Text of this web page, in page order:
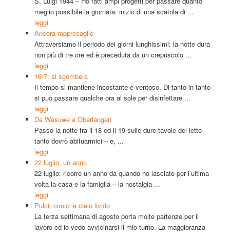
meglio possibile la giornata: inizio di una scatola di ...
leggi
Ancora rappresaglie
Attraversiamo il periodo dei giorni lunghissimi: la notte dura
non più di tre ore ed è preceduta da un crepuscolo ...
leggi
16/7: si sgombera
Il tempo si mantiene incostante e ventoso. Di tanto in tanto
si può passare qualche ora al sole per disinfettare ...
leggi
Da Wesuwe a Oberlangen
Passo la notte tra il 18 ed il 19 sulle dure tavole del letto –
tanto dovrò abituarmici – e, ...
leggi
22 luglio: un anno
22 luglio: ricorre un anno da quando ho lasciato per l’ultima
volta la casa e la famiglia – la nostalgia ...
leggi
Pulci, cimici e cielo livido
La terza settimana di agosto porta molte partenze per il
lavoro ed io vedo avvicinarsi il mio turno. La maggioranza